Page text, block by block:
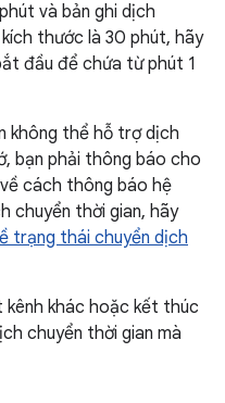
và bản ghi dịch
thước là 30 phút, hãy
đầu để chứa từ phút 1
không thể hỗ trợ dịch
bạn phải thông báo cho
cách thông báo hệ
chuyển thời gian, hãy
trạng thái chuyển dịch
kênh khác hoặc kết thúc
chuyển thời gian mà